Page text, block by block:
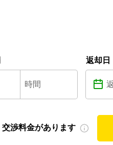
返却日
交渉料金があります